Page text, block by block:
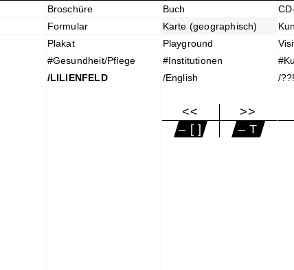
Broschüre Buch
Formular Karte (geographisch)
Plakat Playground
#Gesundheit/Pflege #Institutionen
/LILIENFELD /English
/??!
<<
>>
– [ ]
– T